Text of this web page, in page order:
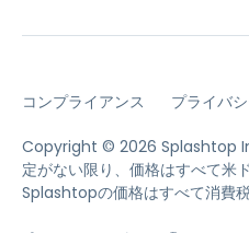
コンプライアンス プライバ
Copyright © 2026 Splashtop
定がない限り、価格はすべて米
Splashtopの価格はすべて消費税